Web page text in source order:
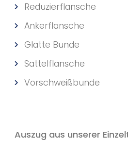
Reduzierflansche
Ankerflansche
Glatte Bunde
Sattelflansche
Vorschweißbunde
Auszug aus unserer